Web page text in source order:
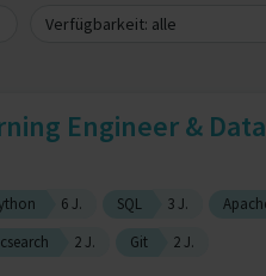
Verfügbarkeit: alle
Engineer &
6 J. SQL 3 J.
2 J. Git 2 J.